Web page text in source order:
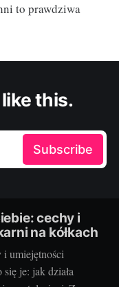
to prawdziwa
this.
Subscribe
cechy i
na kółkach
i umiejętności
je: jak działa